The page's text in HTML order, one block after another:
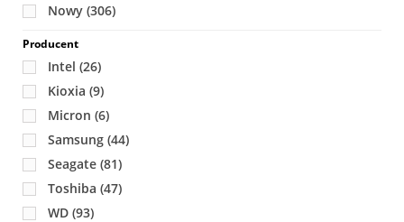
Nowy (306)
Producent
Intel (26)
Kioxia (9)
Micron (6)
Samsung (44)
Seagate (81)
Toshiba (47)
WD (93)